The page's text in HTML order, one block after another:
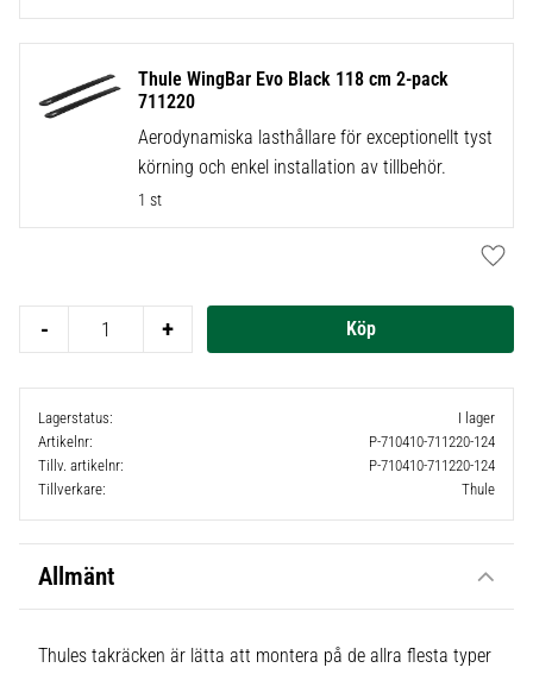
Thule WingBar Evo Black 118 cm 2-pack
711220
Aerodynamiska lasthållare för exceptionellt tyst
körning och enkel installation av tillbehör.
1 st
+
-
Lagerstatus
I lager
Artikelnr
P-710410-711220-124
Tillv. artikelnr
P-710410-711220-124
Tillverkare
Thule
Allmänt
Thules takräcken är lätta att montera på de allra flesta typer